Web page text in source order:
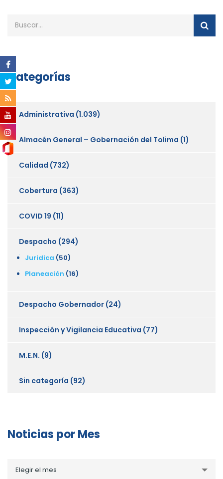
Categorías
Administrativa (1.039)
Almacén General – Gobernación del Tolima (1)
Calidad (732)
Cobertura (363)
COVID 19 (11)
Despacho (294)
Juridica (50)
Planeación (16)
Despacho Gobernador (24)
Inspección y Vigilancia Educativa (77)
M.E.N. (9)
Sin categoría (92)
Noticias por Mes
porElegir el mes